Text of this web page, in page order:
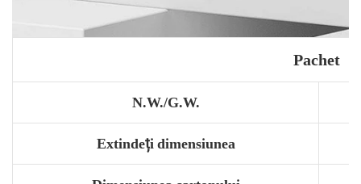
Pachet
N.W./G.W.
Extindeți dimensiunea